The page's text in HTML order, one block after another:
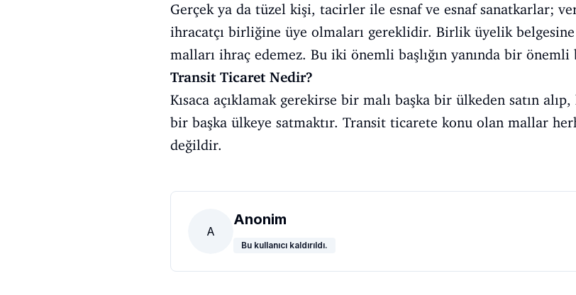
Gerçek ya da tüzel kişi, tacirler ile esnaf ve esnaf sanatkarlar;
ihracatçı birliğine üye olmaları gereklidir. Birlik üyelik
malları ihraç edemez. Bu iki önemli başlığın yanında bir
Transit Ticaret Nedir?
Kısaca açıklamak gerekirse bir malı başka bir ülkeden satın
bir başka ülkeye satmaktır. Transit ticarete konu olan mallar
değildir.
A
Anonim
Bu kullanıcı kaldırıldı.